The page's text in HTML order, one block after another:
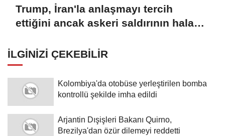
Trump, İran'la anlaşmayı tercih
ettiğini ancak askeri saldırının hala
İLGINIZI ÇEKEBILIR
Kolombiya'da otobüse yerleştirilen bomba
kontrollü şekilde imha edildi
Arjantin Dışişleri Bakanı Quirno,
Brezilya'dan özür dilemeyi reddetti